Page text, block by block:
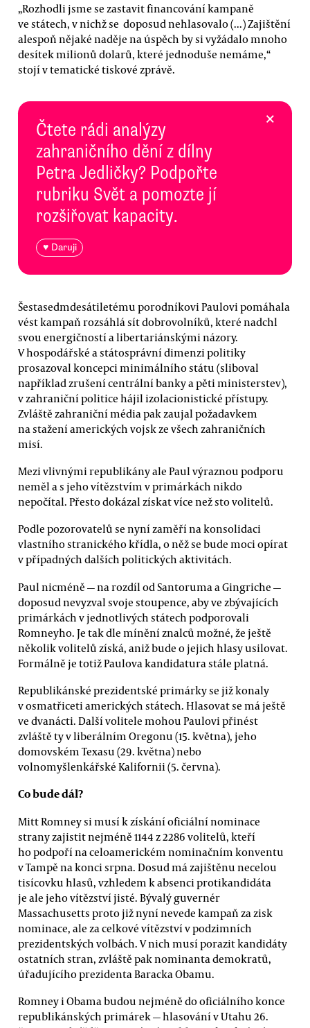
„Rozhodli jsme se zastavit financování kampaně
ve státech, v nichž se doposud nehlasovalo (...) Zajištění
alespoň nějaké naděje na úspěch by si vyžádalo mnoho
desítek milionů dolarů, které jednoduše nemáme,“
stojí v tematické tiskové zprávě.
Čtete rádi analýzy
zahraničního dění z dílny
Petra Jedličky? Podpořte
rubriku Svět a pomozte jí
rozšiřovat kapacity.
♥ Daruji
×
Šestasedmdesátiletému porodníkovi Paulovi pomáhala
vést kampaň rozsáhlá sít dobrovolníků, které nadchl
svou energičností a libertariánskými názory.
V hospodářské a státosprávní dimenzi politiky
prosazoval koncepci minimálního státu (sliboval
například zrušení centrální banky a pěti ministerstev),
v zahraniční politice hájil izolacionistické přístupy.
Zvláště zahraniční média pak zaujal požadavkem
na stažení amerických vojsk ze všech zahraničních
misí.
Mezi vlivnými republikány ale Paul výraznou podporu
neměl a s jeho vítězstvím v primárkách nikdo
nepočítal. Přesto dokázal získat více než sto volitelů.
Podle pozorovatelů se nyní zaměří na konsolidaci
vlastního stranického křídla, o něž se bude moci opírat
v případných dalších politických aktivitách.
Paul nicméně — na rozdíl od Santoruma a Gingriche —
doposud nevyzval svoje stoupence, aby ve zbývajících
primárkách v jednotlivých státech podporovali
Romneyho. Je tak dle mínění znalců možné, že ještě
několik volitelů získá, aniž bude o jejich hlasy usilovat.
Formálně je totiž Paulova kandidatura stále platná.
Republikánské prezidentské primárky se již konaly
v osmatřiceti amerických státech. Hlasovat se má ještě
ve dvanácti. Další volitele mohou Paulovi přinést
zvláště ty v liberálním Oregonu (15. května), jeho
domovském Texasu (29. května) nebo
volnomyšlenkářské Kalifornii (5. června).
Co bude dál?
Mitt Romney si musí k získání oficiální nominace
strany zajistit nejméně 1144 z 2286 volitelů, kteří
ho podpoří na celoamerickém nominačním konventu
v Tampě na konci srpna. Dosud má zajištěnu necelou
tisícovku hlasů, vzhledem k absenci protikandidáta
je ale jeho vítězství jisté. Bývalý guvernér
Massachusetts proto již nyní nevede kampaň za zisk
nominace, ale za celkové vítězství v podzimních
prezidentských volbách. V nich musí porazit kandidáty
ostatních stran, zvláště pak nominanta demokratů,
úřadujícího prezidenta Baracka Obamu.
Romney i Obama budou nejméně do oficiálního konce
republikánských primárek — hlasování v Utahu 26.